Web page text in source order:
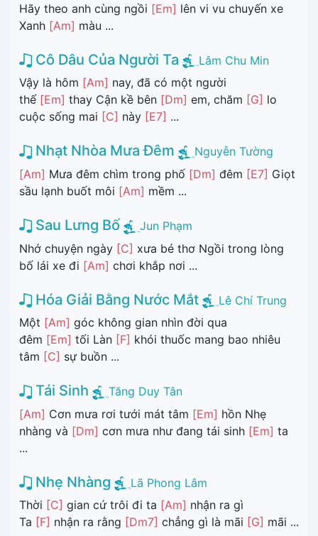
Hãy theo anh cùng ngồi [Em] lên vi vu chuyến xe
Xanh [Am] màu ...
Cô Dâu Của Người Ta
Lâm Chu Min
Vậy là hôm [Am] nay, đã có một người
thế [Em] thay Cận kề bên [Dm] em, chăm [G] lo
cuộc sống mai [C] này [E7] ...
Nhạt Nhòa Mưa Đêm
Nguyễn Tường
[Am] Mưa đêm chìm trong phố [Dm] đêm [E7] Giọt
sầu lạnh buốt môi [Am] mềm ...
Sau Lưng Bố
Jun Phạm
Nhớ chuyện ngày [C] xưa bé thơ Ngồi trong lòng
bố lái xe đi [Am] chơi khắp nơi ...
Hóa Giải Bằng Nước Mắt
Lê Chí Trung
Một [Am] góc không gian nhìn đời qua
đêm [Em] tối Làn [F] khói thuốc mang bao nhiêu
tâm [C] sự buồn ...
Tái Sinh
Tăng Duy Tân
[Am] Cơn mưa rơi tưới mát tâm [Em] hồn Nhẹ
nhàng và [Dm] cơn mưa như đang tái sinh [Em] ta
...
Nhẹ Nhàng
Lã Phong Lâm
Thời [C] gian cứ trôi đi ta [Am] nhận ra gì
Ta [F] nhận ra rằng [Dm7] chẳng gì là mãi [G] mãi ...